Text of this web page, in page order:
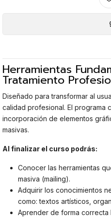
Herramientas
Tratamiento
Diseñado para transformar al
calidad profesional. El programa
incorporación de elementos
masivas.
Al finalizar el curso podrás:
Conocer las herramientas
masiva (mailing).
Adquirir los conocimientos
como: textos artísticos,
Aprender de forma